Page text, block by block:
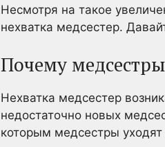
Несмотря на такое
нехватка медсестер.
Почему
Нехватка медсестер
недостаточно новых
которым медсестры уходят